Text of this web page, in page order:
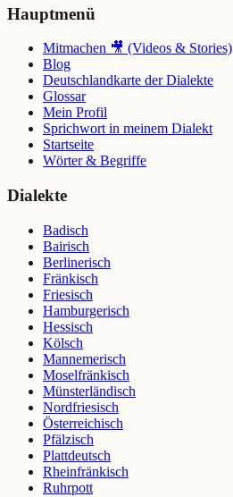
Hauptmenü
Mitmachen 🎥 (Videos & Stories)
Blog
Deutschlandkarte der Dialekte
Glossar
Mein Profil
Sprichwort in meinem Dialekt
Startseite
Wörter & Begriffe
Dialekte
Badisch
Bairisch
Berlinerisch
Fränkisch
Friesisch
Hamburgerisch
Hessisch
Kölsch
Mannemerisch
Moselfränkisch
Münsterländisch
Nordfriesisch
Österreichisch
Pfälzisch
Plattdeutsch
Rheinfränkisch
Ruhrpott